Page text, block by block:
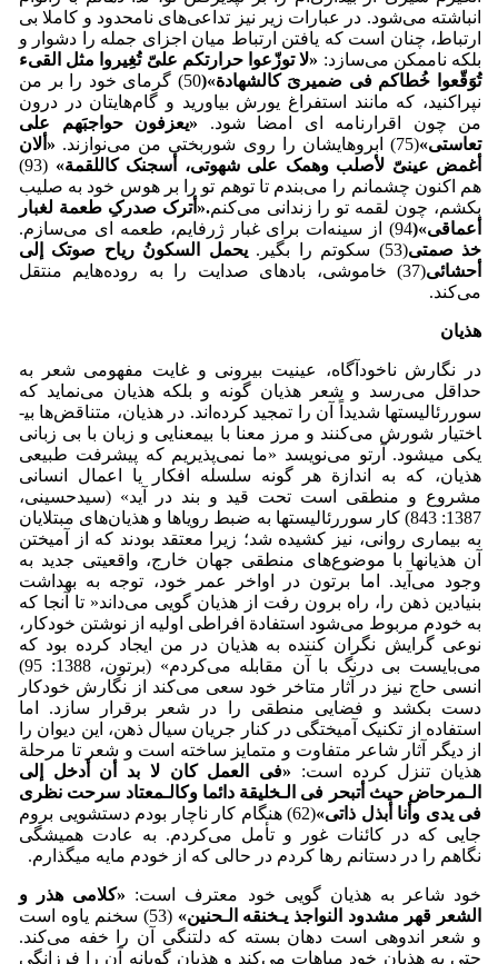
انباشته می‌شود. در عبارات زیر نیز تداعی‌های نامحدود و کاملا بی
ارتباط، چنان است که یافتن ارتباط میان اجزای جمله را دشوار و
بلکه ناممکن می‌سازد: «لا توزّعوا حرارتکم علیّ تُغِیروا مثل القیء
تُوَقّعوا خُطاکم فی ضمیریَ کالشهادة»(
50) گرمای خود را بر من
نپراکنید، که مانند استفراغ یورش بیاورید و گام‌هایتان در درون
من چون اقرار­نامه ای امضا شود. «یعزفون حواجبَهم علی
تعاستی»(75) ابروهایشان را روی شوربختی من می‌نوازند. « ألان
أغمض عینیّ لأصلب وهمک علی شهوتی، أسجنک کاللقمة»
(93)
هم اکنون چشمانم را می‌بندم تا توهم تو را بر هوس خود به صلیب
بکشم، چون لقمه تو را زندانی می‌کنم.
«أترک صدرکِ طعمة لغبار
أعماقی»(94) از سینه‌ات برای غبار ژرفایم، طعمه ای می‌سازم.
خذ صمتی(53) سکوتم را بگیر.
یحمل السکونُ ریاح صوتک إلی
أحشائی
(37) خاموشی، بادهای صدایت را به روده‌هایم منتقل
می‌کند.
هذیان
در نگارش ناخودآگاه، عینیت بیرونی و غایت مفهومی شعر به
حداقل می‌رسد و شعر هذیان گونه و بلکه هذیان می‌نماید که
سوررئالیست­ها شدیداً آن را تمجید کرده‌اند. در هذیان، متناقض‌ها بی­
اختیار شورش می‌کنند و مرز معنا با بی­معنایی و زبان با بی زبانی
یکی می­شود. آرتو می‌نویسد «ما نمی‌پذیریم که پیشرفت طبیعی
هذیان، که به اندازة هر گونه سلسله افکار یا اعمال انسانی
مشروع و منطقی است تحت قید و بند در آید» (سیدحسینی،
1387: 843) کار سوررئالیست­ها به ضبط رویاها و هذیان‌های مبتلایان
به بیماری روانی، نیز کشیده شد؛ زیرا معتقد بودند که از آمیختن
آن هذیانها با موضوع‌های منطقی جهان خارج، واقعیتی جدید به
وجود می‌آید. اما برتون در اواخر عمر خود، توجه به بهداشت
بنیادین ذهن را، راه برون رفت از هذیان گویی می‌داند« تا آنجا که
به خودم مربوط می‌شود استفادة افراطی اولیه از نوشتن خودکار،
نوعی گرایش نگران کننده به هذیان در من ایجاد کرده بود که
می‌بایست بی درنگ با آن مقابله می‌کردم» (برتون، 1388: 95)
انسی حاج نیز در آثار متاخر خود سعی می‌کند از نگارش خودکار
دست بکشد و فضایی منطقی را در شعر برقرار سازد. اما
استفاده از تکنیک آمیختگی در کنار جریان سیال ذهن، این دیوان را
از دیگر آثار شاعر متفاوت و متمایز ساخته است و شعر تا مرحلة
هذیان تنزل کرده است: «فی العمل کان لا بد أن أدخل إلى
الـمرحاض حیث أتبحر فی الـخلیقة دائما وکالـمعتاد سرحت نظری
فی یدی وأنا أبذل ذاتی»
(62) هنگام کار ناچار بودم دستشویی بروم
جایی که در کائنات غور و تأمل می‌کردم. به عادت همیشگی
نگاهم را در دستانم رها کردم در حالی که از خودم مایه می­گذارم.
خود شاعر به هذیان گویی خود معترف است: «کلامی هذر و
الشعر قهر مشدود النواجذ یـخنقه الـحنین»
(53) سخنم یاوه است
و شعر اندوهی است دهان بسته که دلتنگی آن را خفه می‌کند.
حتی به هذیان خود مباهات می‌کند و هذیان گویانه آن را فرزانگی